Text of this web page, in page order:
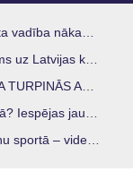
gadu termiņam
kamaniņu sportu
STARPSEZONĀ
visos reģionos
sportistu paaudze